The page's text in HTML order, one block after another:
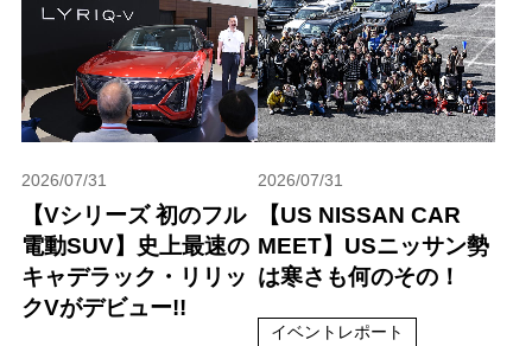
2026/07/31
【Vシリーズ 初のフル
電動SUV】史上最速の
キャデラック・リリッ
クVがデビュー!!
2026/07/31
【US NISSAN CAR
MEET】USニッサン勢
は寒さも何のその！
イベントレポート